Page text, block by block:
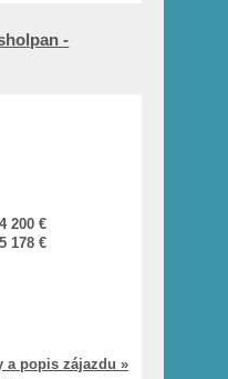
-
4 200 €
5 178 €
a popis zájazdu »